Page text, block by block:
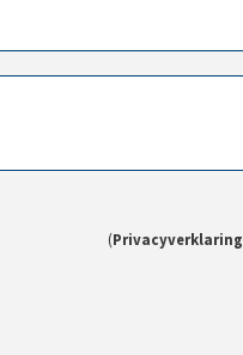
(Privacyverklaring